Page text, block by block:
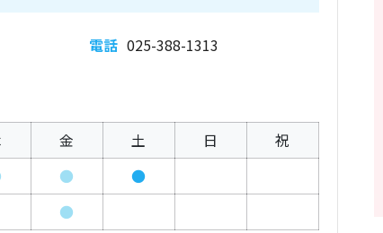
電話 025-388-1313
金 土 日 祝
● ●
●